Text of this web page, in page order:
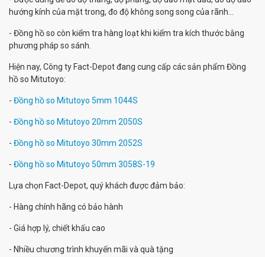
hướng kính của mặt trong, đo độ không song song của rãnh...
- Đồng hồ so còn kiểm tra hàng loạt khi kiểm tra kích thước bằng
phương pháp so sánh.
Hiện nay, Công ty Fact-Depot đang cung cấp các sản phẩm Đồng
hồ so Mitutoyo:
- Đồng hồ so Mitutoyo 5mm 1044S
- Đồng hồ so Mitutoyo 20mm 2050S
- Đồng hồ so Mitutoyo 30mm 2052S
- Đồng hồ so Mitutoyo 50mm 3058S-19
Lựa chọn Fact-Depot, quý khách được đảm bảo:
- Hàng chính hãng có bảo hành
- Giá hợp lý, chiết khấu cao
- Nhiều chương trình khuyến mãi và quà tặng